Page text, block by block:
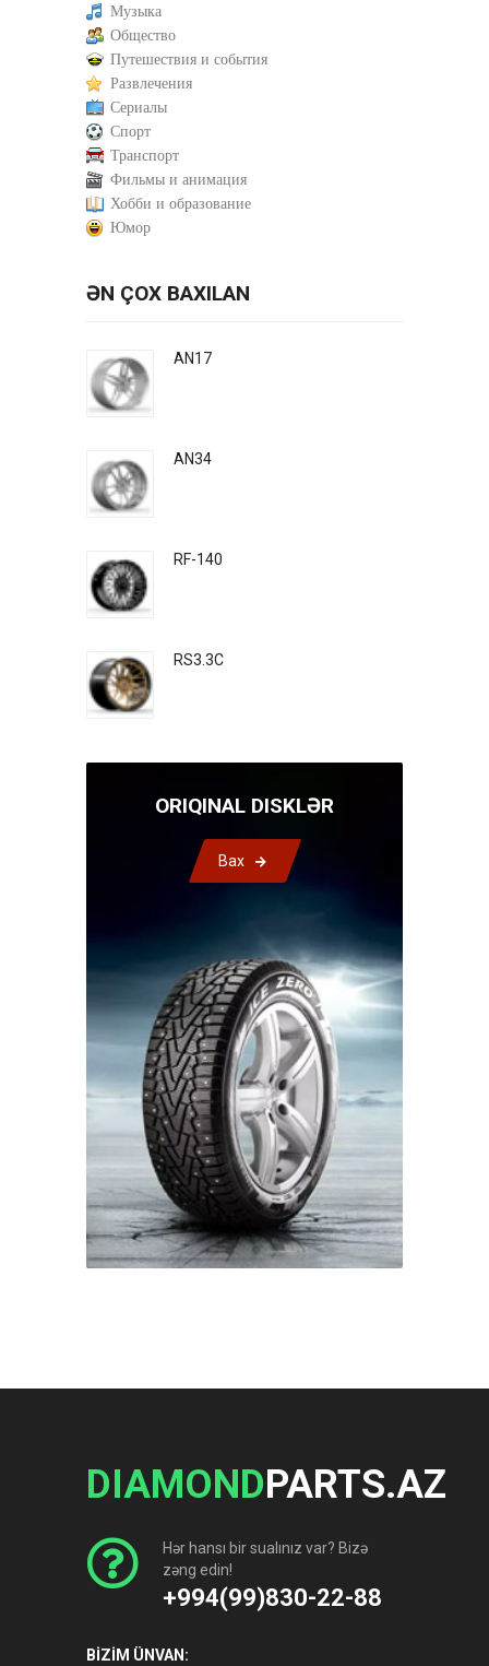
Музыка
Общество
Путешествия и события
Развлечения
Сериалы
Спорт
Транспорт
Фильмы и анимация
Хобби и образование
Юмор
ƏN ÇOX BAXILAN
AN17
AN34
RF-140
RS3.3C
ORIQINAL DISKLƏR
Bax
DIAMONDPARTS.AZ
Hər hansı bir sualınız var? Bizə
zəng edin!
+994(99)830-22-88
BİZİM ÜNVAN: